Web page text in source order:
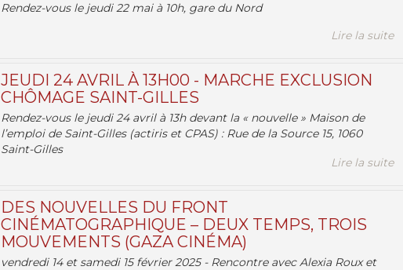
Rendez-vous le jeudi 22 mai à 10h, gare du Nord
Lire la suite
JEUDI 24 AVRIL À 13H00 - MARCHE EXCLUSION
CHÔMAGE SAINT-GILLES
Rendez-vous le jeudi 24 avril à 13h devant la « nouvelle » Maison de
l’emploi de Saint-Gilles (actiris et CPAS) : Rue de la Source 15, 1060
Saint-Gilles
Lire la suite
DES NOUVELLES DU FRONT
CINÉMATOGRAPHIQUE – DEUX TEMPS, TROIS
MOUVEMENTS (GAZA CINÉMA)
vendredi 14 et samedi 15 février 2025 - Rencontre avec Alexia Roux et